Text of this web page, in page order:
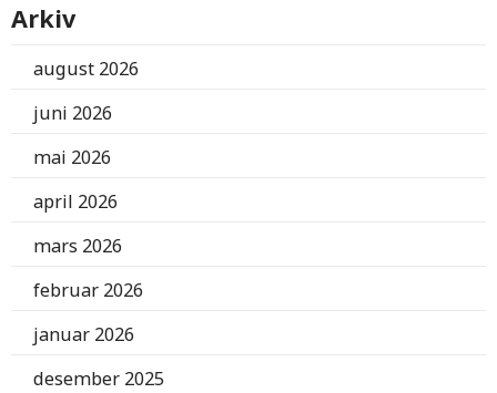
Arkiv
august 2026
juni 2026
mai 2026
april 2026
mars 2026
februar 2026
januar 2026
desember 2025